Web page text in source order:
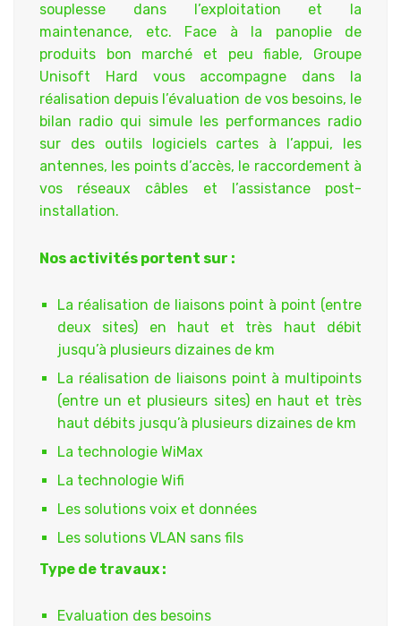
souplesse dans l’exploitation et la
maintenance, etc. Face à la panoplie de
produits bon marché et peu fiable, Groupe
Unisoft Hard vous accompagne dans la
réalisation depuis l’évaluation de vos besoins, le
bilan radio qui simule les performances radio
sur des outils logiciels cartes à l’appui, les
antennes, les points d’accès, le raccordement à
vos réseaux câbles et l’assistance post-
installation.
Nos activités portent sur :
La réalisation de liaisons point à point (entre
deux sites) en haut et très haut débit
jusqu’à plusieurs dizaines de km
La réalisation de liaisons point à multipoints
(entre un et plusieurs sites) en haut et très
haut débits jusqu’à plusieurs dizaines de km
La technologie WiMax
La technologie Wifi
Les solutions voix et données
Les solutions VLAN sans fils
Type de travaux :
Evaluation des besoins